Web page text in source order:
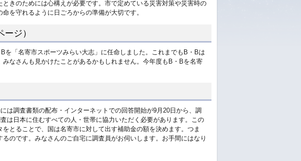
きのためには心構えが必要です。市で定めている災害対策や災害時の
を守れるように日ごろからの準備が大切です。
ジ）
を「名寄市スポーツみらい大志」に任命しました。これまでもB・Bは
なさんも見かけたことがあるかもしれません。今年度もB・Bを名寄
は調査書類の配布・インターネットでの回答開始が9月20日から、調
は日本に住むすべての人・世帯に協力いただく必要があります。この
とることで、国は名寄市に対して出す補助金の額を決めます。つま
のです。みなさんのご自宅に調査員がお伺いします。お手間にはなり